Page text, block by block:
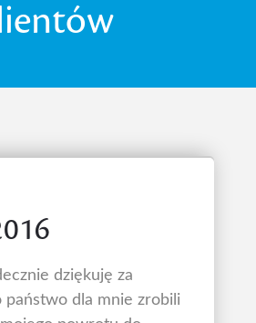
Aktualności
dziękuję za
państwo dla mnie zrobili